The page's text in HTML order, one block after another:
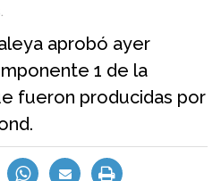
aprobó ayer
1 de la
fueron producidas por